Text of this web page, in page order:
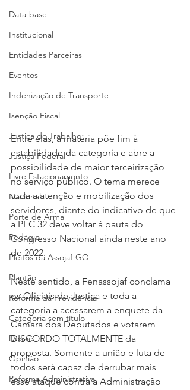
Data-base
Institucional
Entidades Parceiras
Eventos
Indenização de Transporte
Isenção Fiscal
Justiça do Trabalho
Justiça Federal
Livre Estacionamento
Nacional
Porte de Arma
Pedágio
Pleitos da Assojaf-GO
Plantão
Reforma da Previdência
Categoria sem título
Dossiê
Opinião
Reforma Administrativa
Entre elas, a matéria põe fim à
estabilidade da categoria e abre a
possibilidade de maior terceirização
no serviço público. O tema merece
toda a atenção e mobilização dos
servidores, diante do indicativo de que
a PEC 32 deve voltar à pauta do
Congresso Nacional ainda neste ano
de 2022.
Neste sentido, a Fenassojaf conclama
os Oficiais de Justiça e toda a
categoria a acessarem a enquete da
Câmara dos Deputados e votarem
DISCORDO TOTALMENTE da
proposta. Somente a união e luta de
todos será capaz de derrubar mais
esse ataque contra a Administração